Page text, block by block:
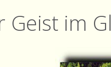
Geist im